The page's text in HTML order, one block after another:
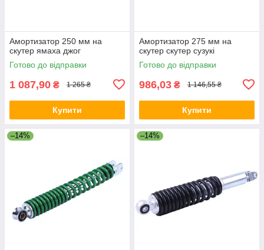
Амортизатор 250 мм на
скутер ямаха джог
Готово до відправки
1 087,90 ₴ 1 265 ₴
Купити
Амортизатор 275 мм на
скутер скутер сузукі
Готово до відправки
986,03 ₴ 1 146,55 ₴
Купити
–14% –14%